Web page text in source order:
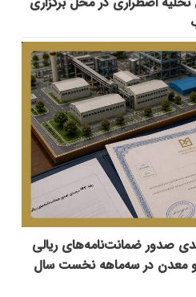
درصدی صدور ضمانت‌نامه‌های ریالی
معدن در سه‌ماهه نخست سال